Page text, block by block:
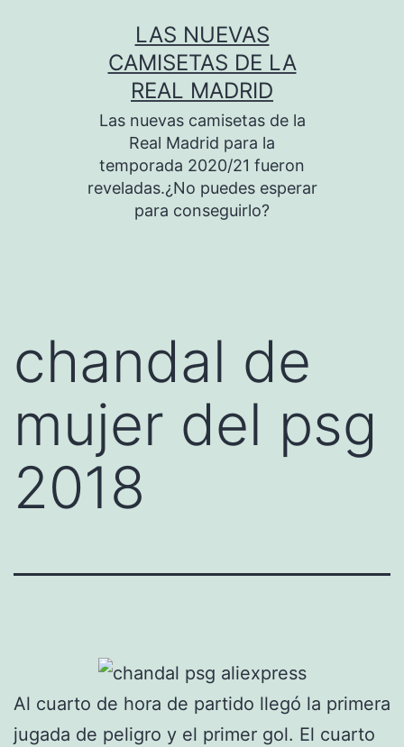
LAS NUEVAS
CAMISETAS DE LA
REAL MADRID
Las nuevas camisetas de la
Real Madrid para la
temporada 2020/21 fueron
reveladas.¿No puedes esperar
para conseguirlo?
chandal de
mujer del psg
2018
Al cuarto de hora de partido llegó la primera
jugada de peligro y el primer gol. El cuarto